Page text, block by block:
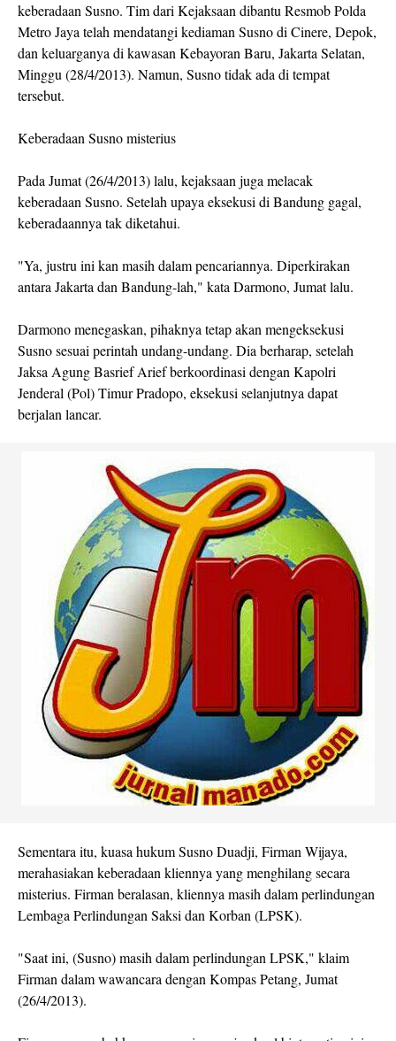
keberadaan Susno. Tim dari Kejaksaan dibantu Resmob Polda
Metro Jaya telah mendatangi kediaman Susno di Cinere, Depok,
dan keluarganya di kawasan Kebayoran Baru, Jakarta Selatan,
Minggu (28/4/2013). Namun, Susno tidak ada di tempat
tersebut.
Keberadaan Susno misterius
Pada Jumat (26/4/2013) lalu, kejaksaan juga melacak
keberadaan Susno. Setelah upaya eksekusi di Bandung gagal,
keberadaannya tak diketahui.
"Ya, justru ini kan masih dalam pencariannya. Diperkirakan
antara Jakarta dan Bandung-lah," kata Darmono, Jumat lalu.
Darmono menegaskan, pihaknya tetap akan mengeksekusi
Susno sesuai perintah undang-undang. Dia berharap, setelah
Jaksa Agung Basrief Arief berkoordinasi dengan Kapolri
Jenderal (Pol) Timur Pradopo, eksekusi selanjutnya dapat
berjalan lancar.
Sementara itu, kuasa hukum Susno Duadji, Firman Wijaya,
merahasiakan keberadaan kliennya yang menghilang secara
misterius. Firman beralasan, kliennya masih dalam perlindungan
Lembaga Perlindungan Saksi dan Korban (LPSK).
"Saat ini, (Susno) masih dalam perlindungan LPSK," klaim
Firman dalam wawancara dengan Kompas Petang, Jumat
(26/4/2013).